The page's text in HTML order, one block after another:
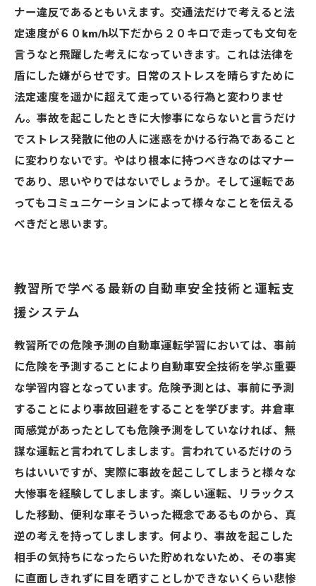
ナー違反であるともいえます。交通法だけで考えると法
定速度が６０km/h以下だから２０キロで走っても文句を
言うなと飛躍した考えになっていきます。これは法律を
盾にした嫌がらせです。日常のストレスを晴らすために
法定速度を遥かに超えて走っている行為と変わりませ
ん。事故を起こしたときに大惨事にならないと言うだけ
でストレス発散に他の人に迷惑をかける行為であること
に変わりないです。やはり根本に持つべきなのはマナー
であり、思いやりではないでしょうか。そして運転であ
ってもコミュニケーションによって様々なことを伝える
べきだと思います。
教習所で学べる最新の自動車安全技術と運転支
援システム
教習所での危険予測の自動車運転学習においては、事前
に危険を予測することにより自動車安全技術を学ぶ重要
な学習内容となっています。危険予測とは、事前に予測
することにより事故回避をすることを学びます。井倉車
両感覚があったとしても危険予測をしていなければ、無
謀な運転と言われてしまします。言われているだけのう
ちはいいですが、実際に事故を起こしてしまうと様々な
大惨事を経験してしまします。楽しい運転、リラックス
した移動、便利な車そういった概念であるものから、真
逆の考えを持ってしまします。何より、事故を起こした
相手の気持ちになったらいた貯めれないため、その事実
に直面しきれずに目を晒すことしかできないくらい悲惨